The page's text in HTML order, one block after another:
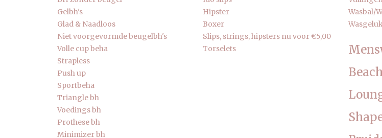
Gelbh's
Glad & Naadloos
Niet voorgevormde beugelbh's
Volle cup beha
Strapless
Push up
Sportbeha
Triangle bh
Voedings bh
Prothese bh
Minimizer bh
Hipster
Boxer
Slips, strings, hipsters nu voor €5,00
Torselets
Wasbal/